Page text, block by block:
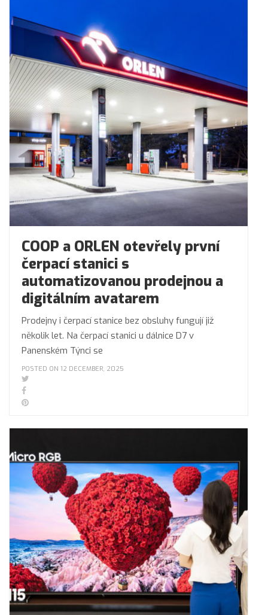
COOP a ORLEN otevřely první
čerpací stanici s
automatizovanou prodejnou a
digitálním avatarem
Prodejny i čerpací stanice bez obsluhy fungují již
několik let. Na čerpací stanici u dálnice D7 v
Panenském Týnci se
POSTED ON 12 DECEMBER, 2025